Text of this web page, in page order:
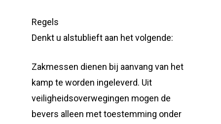
Regels
Denkt u alstublieft aan het volgende:
Zakmessen dienen bij aanvang van het
kamp te worden ingeleverd. Uit
veiligheidsoverwegingen mogen de
bevers alleen met toestemming onder